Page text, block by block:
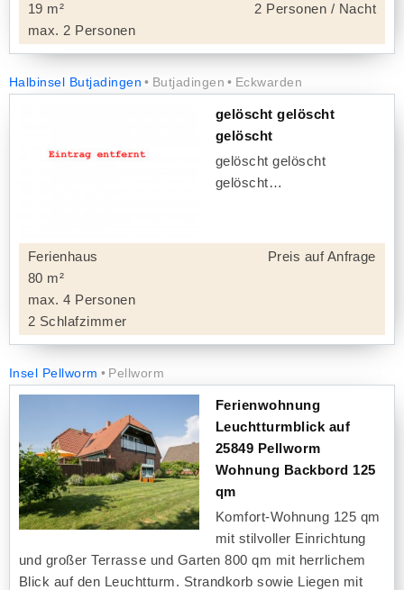
19 m²
max. 2 Personen
2 Personen / Nacht
Halbinsel Butjadingen Butjadingen Eckwarden
gelöscht gelöscht
gelöscht
gelöscht gelöscht
gelöscht
Ferienhaus
80 m²
max. 4 Personen
2 Schlafzimmer
Preis auf Anfrage
Insel Pellworm Pellworm
Ferienwohnung
Leuchtturmblick auf
25849 Pellworm
Wohnung Backbord 125
qm
Komfort-Wohnung 125 qm
mit stilvoller Einrichtung
und großer Terrasse und Garten 800 qm mit herrlichem
Blick auf den Leuchtturm. Strandkorb sowie Liegen mit